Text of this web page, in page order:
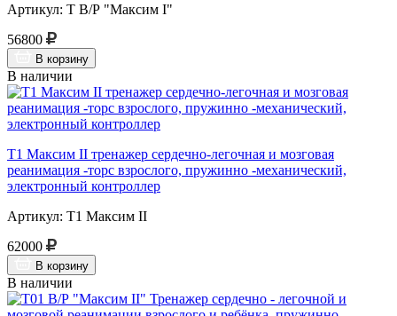
Артикул: Т В/Р "Максим I"
56800
В корзину
В наличии
Т1 Максим II тренажер сердечно-легочная и мозговая
реанимация -торс взрослого, пружинно -механический,
электронный контроллер
Артикул: Т1 Максим II
62000
В корзину
В наличии